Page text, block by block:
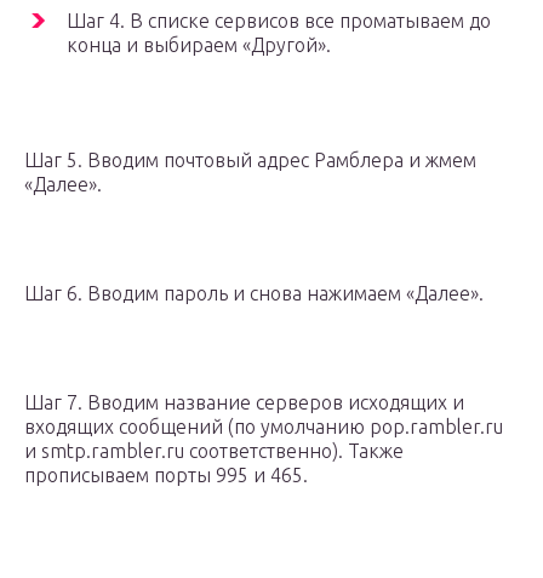
Шаг 4. В списке сервисов все проматываем до
конца и выбираем «Другой».
Шаг 5. Вводим почтовый адрес Рамблера и жмем
«Далее».
Шаг 6. Вводим пароль и снова нажимаем «Далее».
Шаг 7. Вводим название серверов исходящих и
входящих сообщений (по умолчанию pop.rambler.ru
и smtp.rambler.ru соответственно). Также
прописываем порты 995 и 465.